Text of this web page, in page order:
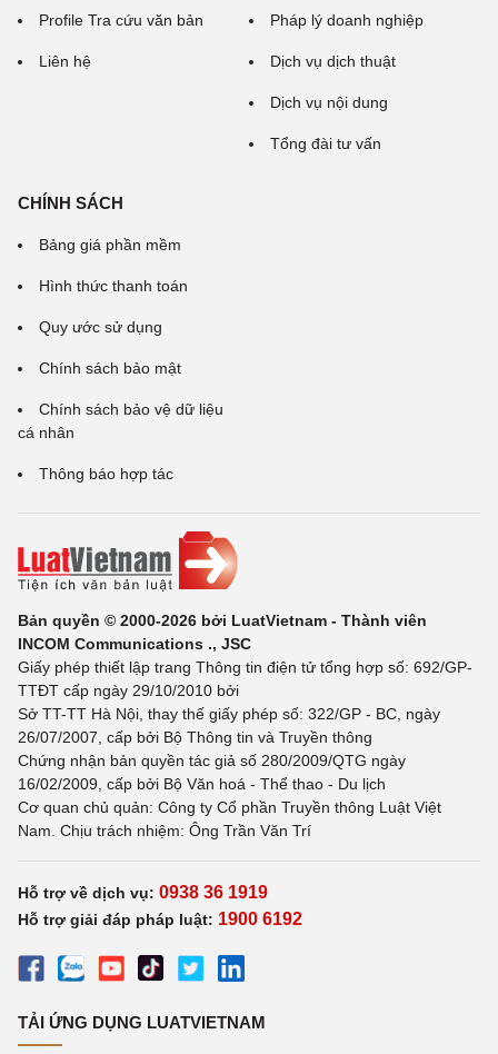
Profile Tra cứu văn bản
Liên hệ
Pháp lý doanh nghiệp
Dịch vụ dịch thuật
Dịch vụ nội dung
Tổng đài tư vấn
CHÍNH SÁCH
Bảng giá phần mềm
Hình thức thanh toán
Quy ước sử dụng
Chính sách bảo mật
Chính sách bảo vệ dữ liệu
cá nhân
Thông báo hợp tác
Bản quyền © 2000-2026 bởi LuatVietnam - Thành viên
INCOM Communications ., JSC
Giấy phép thiết lập trang Thông tin điện tử tổng hợp số: 692/GP-
TTĐT cấp ngày 29/10/2010 bởi
Sở TT-TT Hà Nội, thay thế giấy phép số: 322/GP - BC, ngày
26/07/2007, cấp bởi Bộ Thông tin và Truyền thông
Chứng nhận bản quyền tác giả số 280/2009/QTG ngày
16/02/2009, cấp bởi Bộ Văn hoá - Thể thao - Du lịch
Cơ quan chủ quản: Công ty Cổ phần Truyền thông Luật Việt
Nam. Chịu trách nhiệm: Ông Trần Văn Trí
Hỗ trợ về dịch vụ: 0938 36 1919
Hỗ trợ giải đáp pháp luật: 1900 6192
TẢI ỨNG DỤNG LUATVIETNAM